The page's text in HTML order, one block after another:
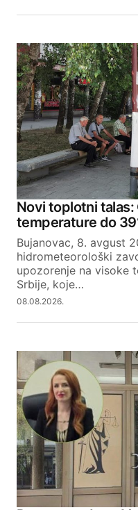
Novi toplotni
temperature do
Bujanovac, 8. avgust
hidrometeorološki
upozorenje na visoke
Srbije, koje…
08.08.2026.